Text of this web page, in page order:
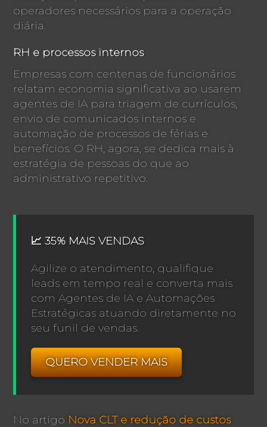
operadores necessários para a operação
diária.
RH e processos internos
Empresas com centenas de funcionários
relatam economia significativa ao usarem
agentes de IA para triagem de currículos,
envio de comunicados internos e
automação de processos de férias e
benefícios. O RH, agora, se dedica mais à
estratégia de pessoas do que ao
administrativo repetitivo.
📈 35% MAIS VENDAS
Agilize o atendimento, qualifique
leads em tempo real e converta mais
com Agentes de IA e Automações
Estratégicas atuando diretamente no
seu funil de vendas.
QUERO VENDER MAIS
No artigo Nova CLT e redução de custos